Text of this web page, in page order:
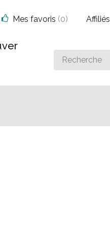
Search
for
Mes favoris (0) Affiliés